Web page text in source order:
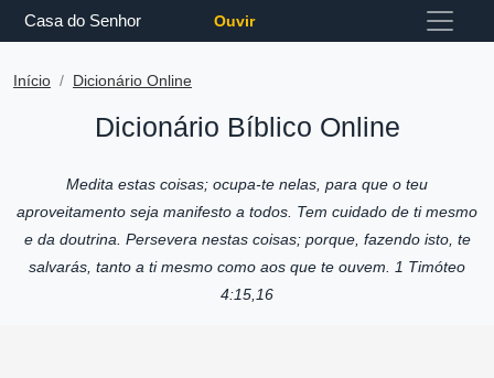
Casa do Senhor Ouvir
Início Dicionário Online
Dicionário Bíblico Online
Medita estas coisas; ocupa-te nelas, para que o teu
aproveitamento seja manifesto a todos. Tem cuidado de ti mesmo
e da doutrina. Persevera nestas coisas; porque, fazendo isto, te
salvarás, tanto a ti mesmo como aos que te ouvem. 1 Timóteo
4:15,16